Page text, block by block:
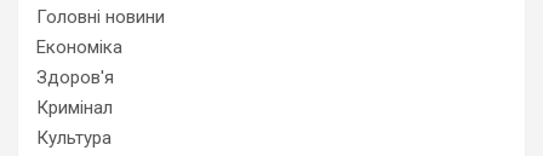
Головні новини
Економіка
Здоров'я
Кримінал
Культура